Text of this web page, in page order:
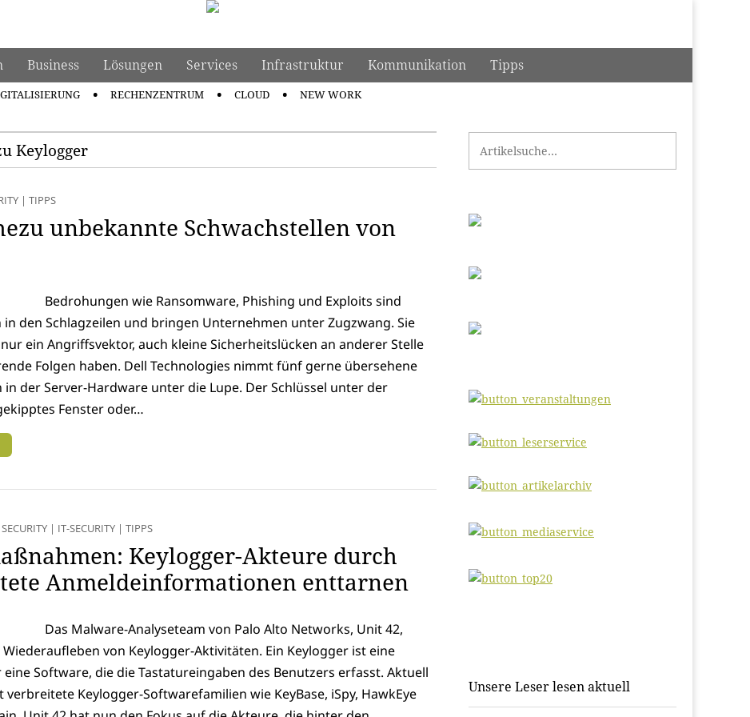
Business Lösungen Services Infrastruktur Kommunikation Tipps
RECHENZENTRUM CLOUD NEW WORK
Keylogger
| TIPPS
unbekannte Schwachstellen von
Bedrohungen wie Ransomware, Phishing und Exploits sind
in den Schlagzeilen und bringen Unternehmen unter Zugzwang. Sie
ein Angriffsvektor, auch kleine Sicherheitslücken an anderer Stelle
Folgen haben. Dell Technologies nimmt fünf gerne übersehene
in der Server-Hardware unter die Lupe. Der Schlüssel unter der
Fenster oder…
| IT-SECURITY| TIPPS
Keylogger-Akteure durch
Anmeldeinformationen enttarnen
Das Malware-Analyseteam von Palo Alto Networks, Unit 42,
von Keylogger-Aktivitäten. Ein Keylogger ist eine
Software, die die Tastatureingaben des Benutzers erfasst. Aktuell
verbreitete Keylogger-Softwarefamilien wie KeyBase, iSpy, HawkEye
Unsere Leser lesen aktuell